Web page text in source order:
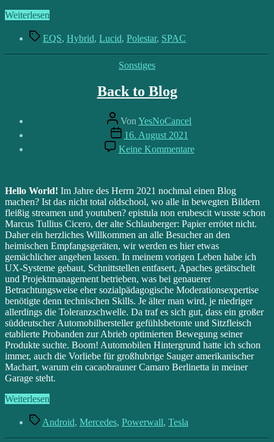
Weiterlesen
mit
Guggenheim“
Schlagwörter
EQS, Hybrid, Lucid, Polestar, SPAC
Kategorien
Sonstiges
Back to Blog
Beitragsautor
Von YesNoCancel
Beitragsdatum
16. August 2021
Keine Kommentarezu
Back
Hello World! Im Jahre des Herrn 2021 nochmal einen Blog
machen? Ist das nicht total oldschool, wo alle in bewegten Bildern
fleißig streamen und youtuben? epistula non erubescit wusste schon
Marcus Tullius Cicero, der alte Schlauberger: Papier errötet nicht.
Daher ein herzliches Willkommen an alle Besucher an den
heimischen Empfangsgeräten, wir werden es hier etwas
gemächlicher angehen lassen. In meinem vorigen Leben habe ich
UX-Systeme gebaut, Schnittstellen entfasert, Apaches getätschelt
und Projektmanagement betrieben, was bei genauerer
Betrachtungsweise eher sozialpädagogische Moderationsexpertise
benötigte denn technischen Skills. Je älter man wird, je niedriger
allerdings die Toleranzschwelle. Da traf es sich gut, dass ein großer
süddeutscher Automobilhersteller gefühlsbetonte und Sitzfleisch
etablierte Probanden zur Abrieb optimierten Bewegung seiner
Produkte suchte. Boom! Automobilen Hintergrund hatte ich schon
immer, auch die Vorliebe für großhubrige Sauger amerikanischer
Machart, warum ein cacaobrauner Camaro Berlinetta in meiner
Garage steht.
Weiterlesen
Blog“
Schlagwörter
Android, Mercedes, Powerwall, Tesla